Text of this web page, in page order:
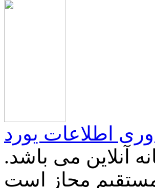
اطلاعات یورد
آنلاین می باشد.